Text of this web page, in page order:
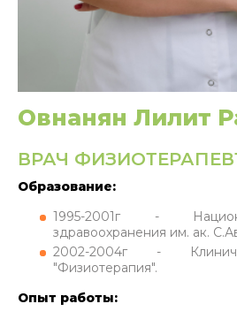
Овнанян Лилит
ВРАЧ
Образование:
1995-2001г -
здравоохранения им. ак.
2002-2004г -
"Физиотерапия".
Опыт работы: